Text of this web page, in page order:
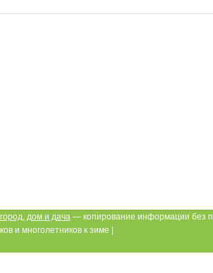
дом и дача— копирование информации без
и многолетников к зиме |